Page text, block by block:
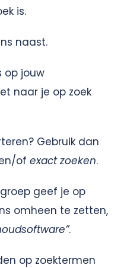
is.
naast.
op jouw
naar je op zoek
Gebruik dan
of exact zoeken.
geef je op
omheen te zetten,
.
op zoektermen